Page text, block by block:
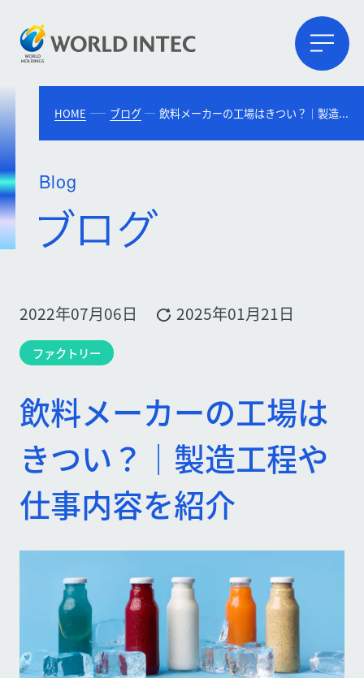
HOME ブログ 飲料メーカーの工場はきつい？｜製造工程や仕事内容を紹介
Blog
2022年07月06日 2025年01月21日
ファクトリー
飲料メーカーの工場は
きつい？｜製造工程や
仕事内容を紹介